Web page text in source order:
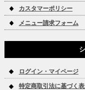
カスタマーポリシー
メニュー請求フォーム
ログイン・マイページ
特定商取引法に基づく